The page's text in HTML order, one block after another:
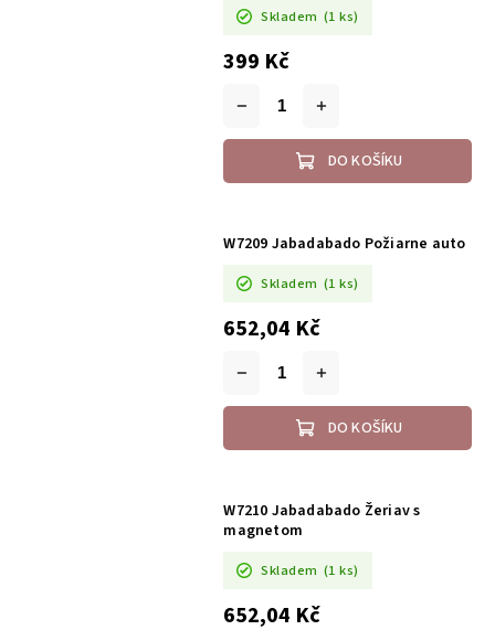
Skladem (1 ks)
399 Kč
DO KOŠÍKU
W7209 Jabadabado Požiarne auto
Skladem (1 ks)
652,04 Kč
DO KOŠÍKU
W7210 Jabadabado Žeriav s
magnetom
Skladem (1 ks)
652,04 Kč